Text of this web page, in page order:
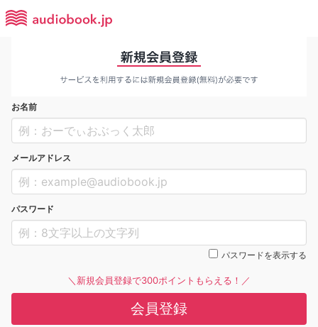
お名前
メールアドレス
パスワード
パスワードを表示する
＼新規会員登録で300ポイントもらえる！／
会員登録